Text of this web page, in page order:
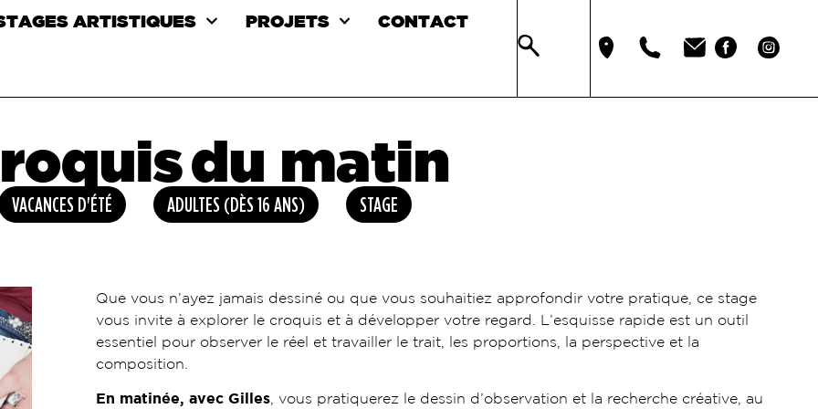
ARTISTIQUES PROJETS CONTACT
du matin
VACANCES D'ÉTÉ ADULTES (DÈS 16 ANS) STAGE
Que vous n’ayez jamais dessiné ou que vous souhaitiez approfondir votre pratique, ce stage
vous invite à explorer le croquis et à développer votre regard. L’esquisse rapide est un outil
essentiel pour observer le réel et travailler le trait, les proportions, la perspective et la
composition.
En matinée, avec Gilles, vous pratiquerez le dessin d’observation et la recherche créative, au